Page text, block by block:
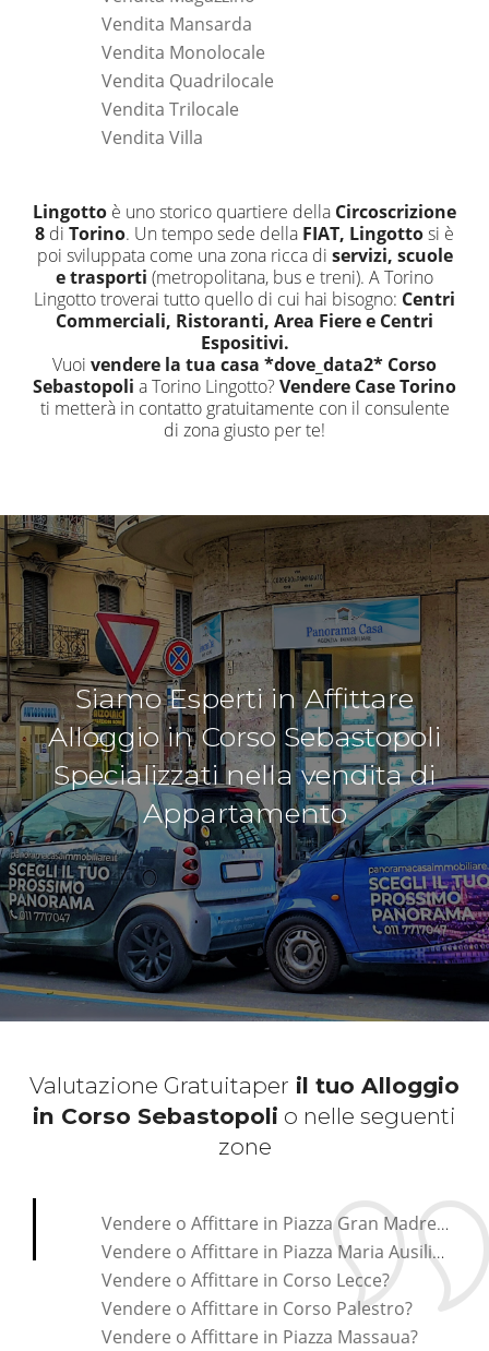
Vendita Mansarda
Vendita Monolocale
Vendita Quadrilocale
Vendita Trilocale
Vendita Villa
Lingotto è uno storico quartiere della Circoscrizione
8 di Torino. Un tempo sede della FIAT, Lingottosi è
poi sviluppata come una zona ricca di servizi, scuole
e trasporti (metropolitana, bus e treni). A Torino
Lingotto troverai tutto quello di cui hai bisogno: Centri
Commerciali, Ristoranti, Area Fiere e Centri
Espositivi.
Vuoi vendere la tua casa *dove_data2* Corso
Sebastopoli a Torino Lingotto? Vendere Case Torino
ti metterà in contatto gratuitamente con il consulente
di zona giusto per te!
Siamo Esperti in Affittare
Alloggio in Corso Sebastopoli
Specializzati nella vendita di
Appartamento
Valutazione Gratuitaper il tuo Alloggio
in Corso Sebastopoli o nelle seguenti
zone
Vendere o Affittare in Piazza Gran Madre Di Dio?
Vendere o Affittare in Piazza Maria Ausiliatrice?
Vendere o Affittare in Corso Lecce?
Vendere o Affittare in Corso Palestro?
Vendere o Affittare in Piazza Massaua?